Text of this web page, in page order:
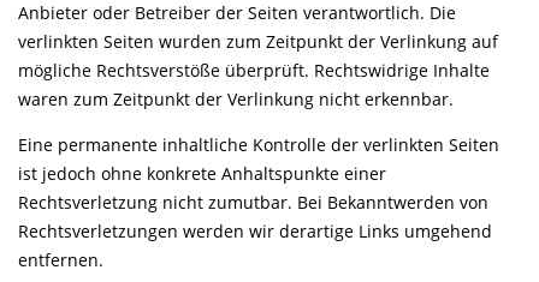
Anbieter oder Betreiber der Seiten verantwortlich. Die
verlinkten Seiten wurden zum Zeitpunkt der Verlinkung auf
mögliche Rechtsverstöße überprüft. Rechtswidrige Inhalte
waren zum Zeitpunkt der Verlinkung nicht erkennbar.
Eine permanente inhaltliche Kontrolle der verlinkten Seiten
ist jedoch ohne konkrete Anhaltspunkte einer
Rechtsverletzung nicht zumutbar. Bei Bekanntwerden von
Rechtsverletzungen werden wir derartige Links umgehend
entfernen.